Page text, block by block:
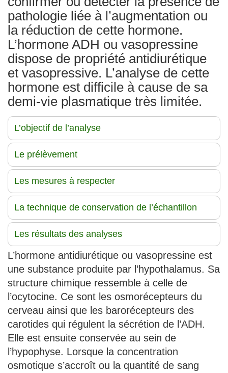
pathologie liée à l’augmentation ou
la réduction de cette hormone.
L’hormone ADH ou vasopressine
dispose de propriété antidiurétique
et vasopressive. L’analyse de cette
hormone est difficile à cause de sa
demi-vie plasmatique très limitée.
L’objectif de l’analyse
Le prélèvement
Les mesures à respecter
La technique de conservation de l’échantillon
Les résultats des analyses
L’hormone antidiurétique ou vasopressine est
une substance produite par l’hypothalamus. Sa
structure chimique ressemble à celle de
l’ocytocine. Ce sont les osmorécepteurs du
cerveau ainsi que les barorécepteurs des
carotides qui régulent la sécrétion de l’ADH.
Elle est ensuite conservée au sein de
l’hypophyse. Lorsque la concentration
osmotique s’accroît ou la quantité de sang